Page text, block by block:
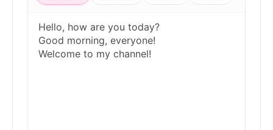
Male @IdeaSynth